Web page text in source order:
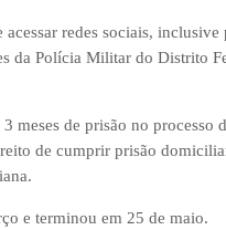
redes sociais,
da Polícia Militar do Distrito
meses de prisão no processo
de cumprir prisão
e terminou em 25 de maio.